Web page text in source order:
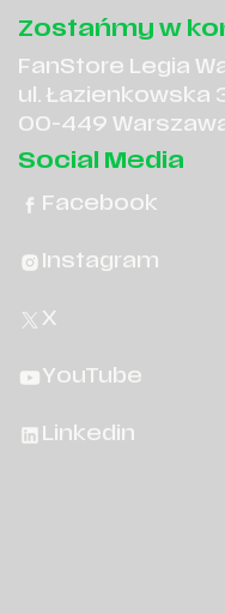
Zostańmy w
FanStore Legia
ul. Łazienkowska
00-449
Social Media
Facebook
Instagram
X
YouTube
Linkedin